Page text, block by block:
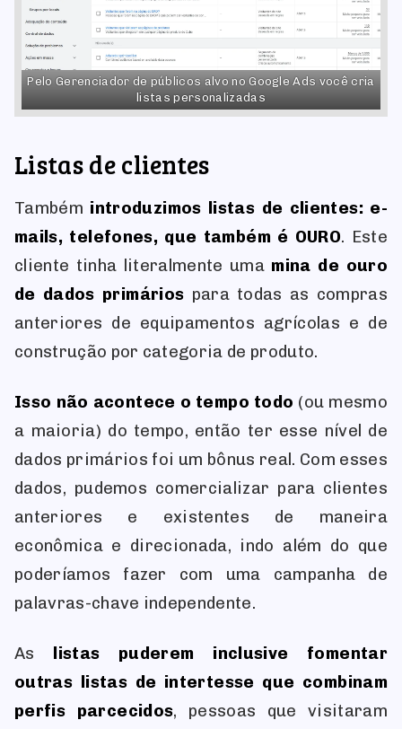
Pelo Gerenciador de públicos alvo no Google Ads você cria
listas personalizadas
Listas de clientes
Também introduzimos listas de clientes: e-
mails, telefones, que também é OURO. Este
cliente tinha literalmente uma mina de ouro
de dados primários para todas as compras
anteriores de equipamentos agrícolas e de
construção por categoria de produto.
Isso não acontece o tempo todo (ou mesmo
a maioria) do tempo, então ter esse nível de
dados primários foi um bônus real. Com esses
dados, pudemos comercializar para clientes
anteriores e existentes de maneira
econômica e direcionada, indo além do que
poderíamos fazer com uma campanha de
palavras-chave independente.
As
listas puderem inclusive fomentar
outras listas de intertesse que combinam
perfis parcecidos, pessoas que visitaram